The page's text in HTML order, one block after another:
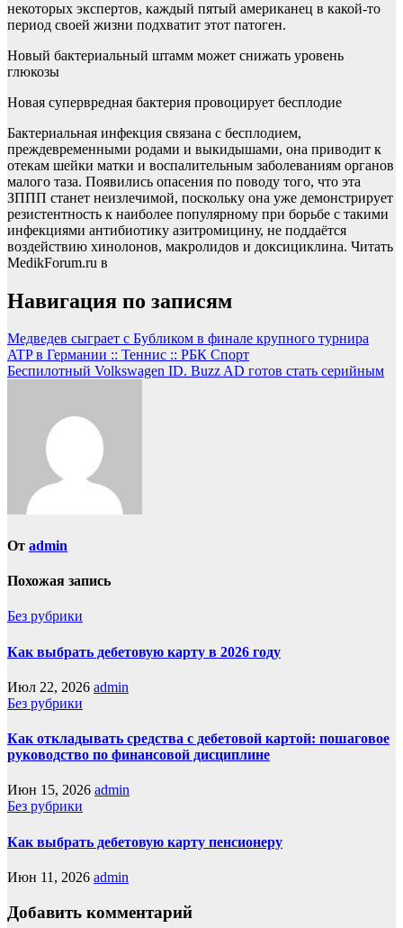
некоторых экспертов, каждый пятый американец в какой-то
период своей жизни подхватит этот патоген.
Новый бактериальный штамм может снижать уровень
глюкозы
Новая супервредная бактерия провоцирует бесплодие
Бактериальная инфекция связана с бесплодием,
преждевременными родами и выкидышами, она приводит к
отекам шейки матки и воспалительным заболеваниям органов
малого таза. Появились опасения по поводу того, что эта
ЗППП станет неизлечимой, поскольку она уже демонстрирует
резистентность к наиболее популярному при борьбе с такими
инфекциями антибиотику азитромицину, не поддаётся
воздействию хинолонов, макролидов и доксициклина. Читать
MedikForum.ru в
Навигация по записям
Медведев сыграет с Бубликом в финале крупного турнира
ATP в Германии :: Теннис :: РБК Спорт
Беспилотный Volkswagen ID. Buzz AD готов стать серийным
От admin
Похожая запись
Без рубрики
Как выбрать дебетовую карту в 2026 году
Июл 22, 2026 admin
Без рубрики
Как откладывать средства с дебетовой картой: пошаговое
руководство по финансовой дисциплине
Июн 15, 2026 admin
Без рубрики
Как выбрать дебетовую карту пенсионеру
Июн 11, 2026 admin
Добавить комментарий